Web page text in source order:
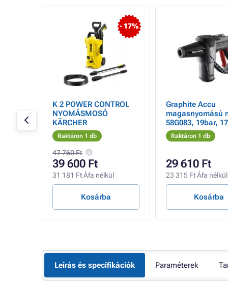
- 17%
K 2 POWER CONTROL
NYOMÁSMOSÓ
KÄRCHER
Raktáron 1 db
47 760 Ft
39 600 Ft
31 181 Ft Áfa nélkül
Kosárba
Graphite Accu
magasnyomású
58G083, 19bar,
Raktáron 1 db
29 610 Ft
23 315 Ft Áfa nélkül
Kosárba
Leírás és specifikációk Paraméterek